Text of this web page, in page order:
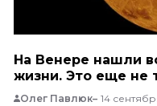
На Венере нашли
жизни. Это еще не
Олег Павлюк 14